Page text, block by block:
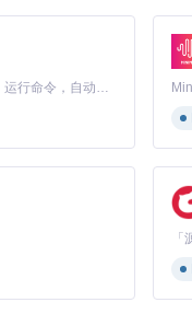
Claude Code 的开源替代方案。连接任意大模型，编辑代码，运行命令，自动验证 — 全自动执行。用 Rust 构建，极致性能。 ｜ An open-source alternative to Claude Code. Connect any LLM, edit code, run commands, and verify changes — autonomously. Built in Rust for speed. Get Started